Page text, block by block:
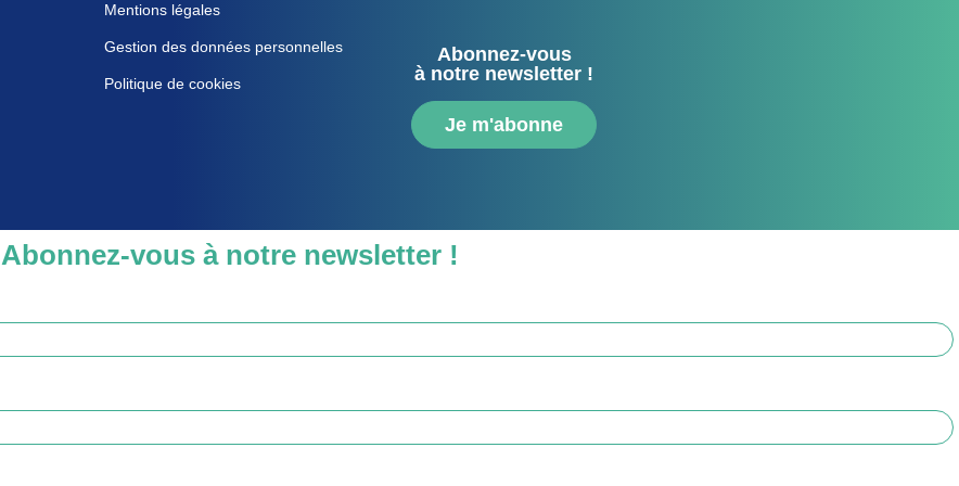
Mentions légales
Gestion des données personnelles
Politique de cookies
Abonnez-vous
à notre newsletter !
Je m'abonne
Abonnez-vous à notre newsletter !